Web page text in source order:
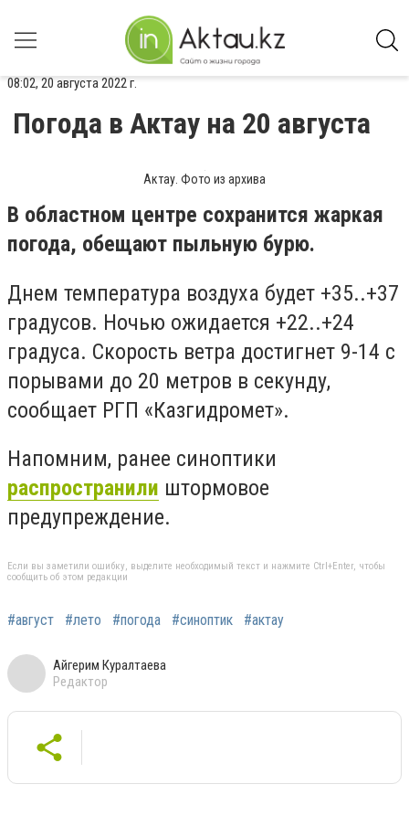
08:02, 20 августа 2022 г.
Погода в Актау на 20 августа
Актау. Фото из архива
В областном центре сохранится жаркая
погода, обещают пыльную бурю.
Днем температура воздуха будет +35..+37
градусов. Ночью ожидается +22..+24
градуса. Скорость ветра достигнет 9-14 с
порывами до 20 метров в секунду,
сообщает РГП «Казгидромет».
Напомним, ранее синоптики
распространили штормовое
предупреждение.
Если вы заметили ошибку, выделите необходимый текст и нажмите Ctrl+Enter, чтобы
сообщить об этом редакции
#август #лето #погода #синоптик #актау
Айгерим Куралтаева
Редактор